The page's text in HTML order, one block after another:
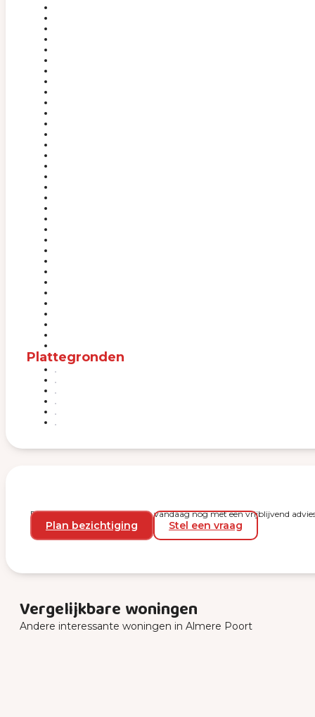
Plattegronden
Plan een bezichtiging en start vandaag nog met een vrijblijvend
Plan bezichtiging Stel een vraag
Vergelijkbare woningen
Andere interessante woningen in Almere Poort